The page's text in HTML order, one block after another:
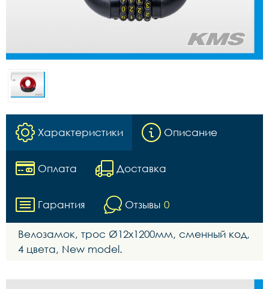
Характеристики Описание
Оплата Доставка
Гарантия Отзывы 0
Велозамок, трос Ø12x1200мм, сменный код,
4 цвета, New model.